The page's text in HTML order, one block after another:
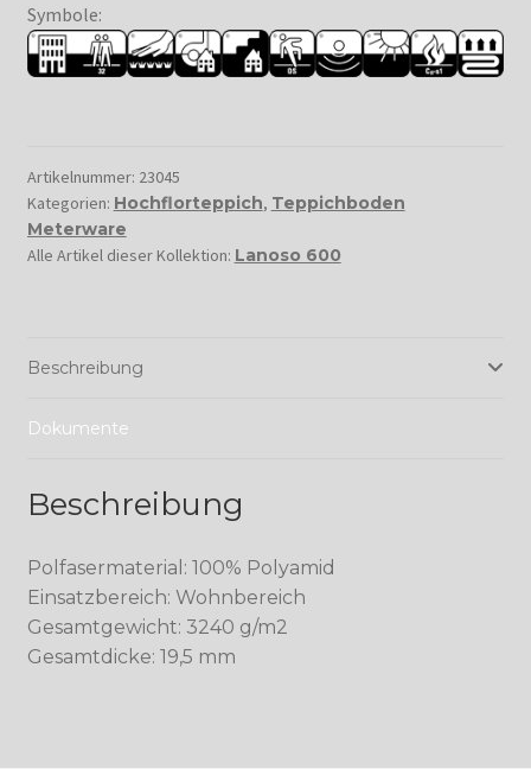
Symbole:
Artikelnummer: 23045
Kategorien: Hochflorteppich, Teppichboden
Meterware
Alle Artikel dieser Kollektion: Lanoso 600
Beschreibung
Dokumente
Beschreibung
Polfasermaterial: 100% Polyamid
Einsatzbereich: Wohnbereich
Gesamtgewicht: 3240 g/m2
Gesamtdicke: 19,5 mm